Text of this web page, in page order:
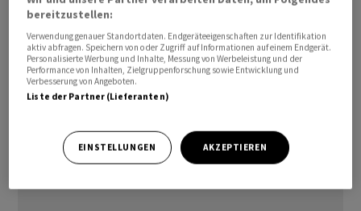
Atomanlagen durch die IAEA geplant seien.
bereitzustellen:
Verwendung genauer Standortdaten. Endgeräteeigenschaften zur Identifikation
aktiv abfragen. Speichern von oder Zugriff auf Informationen auf einem Endgerät.
Personalisierte Werbung und Inhalte, Messung von Werbeleistung und der
Performance von Inhalten, Zielgruppenforschung sowie Entwicklung und
Verbesserung von Angeboten.
Liste der Partner (Lieferanten)
EINSTELLUNGEN AKZEPTIEREN